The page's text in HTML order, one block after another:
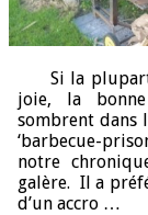
Si la plupart
joie, la
sombrent dans
‘barbecue-
notre
galère. Il a
d’un accro …